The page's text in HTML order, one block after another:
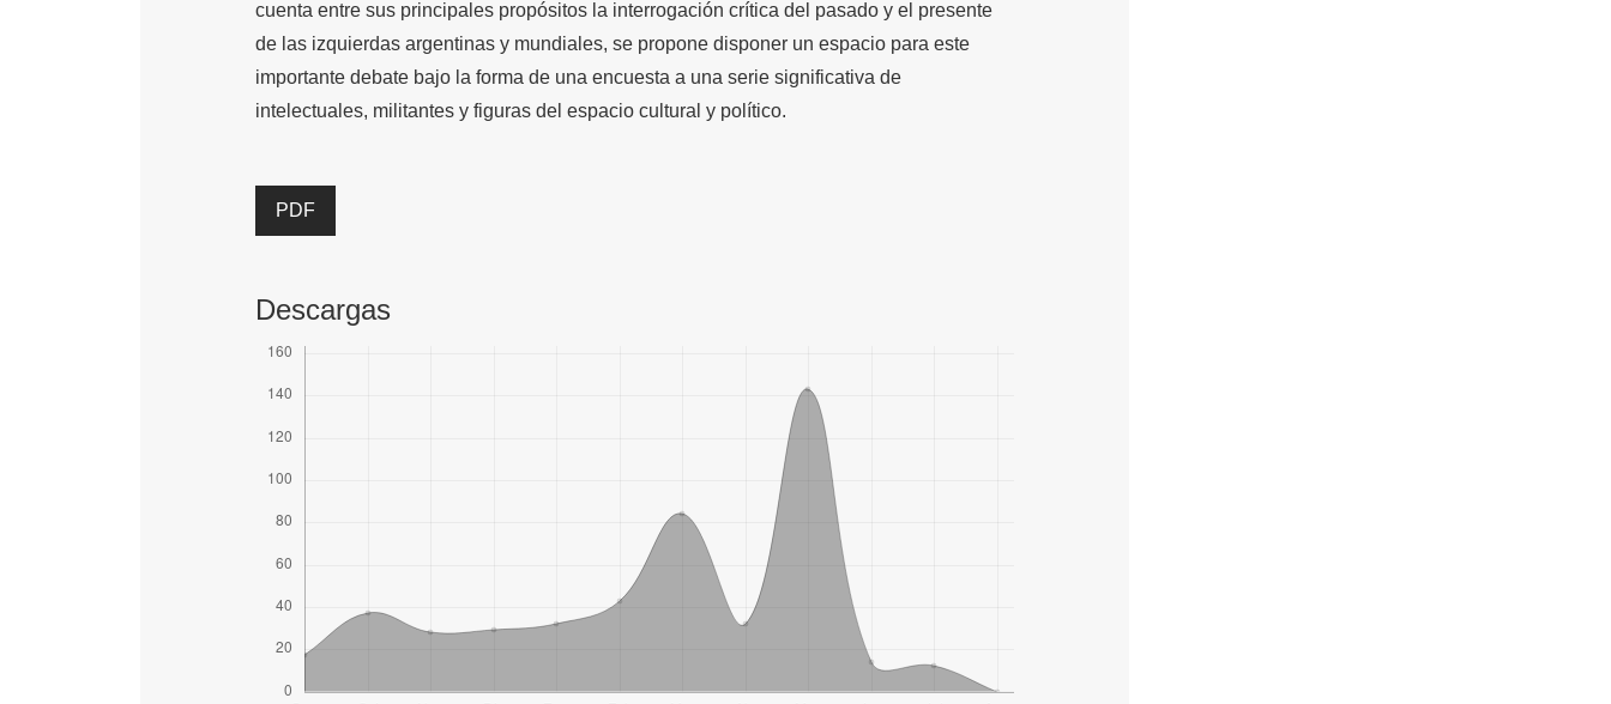
cuenta entre sus principales propósitos la interrogación crítica del pasado y el presente
de las izquierdas argentinas y mundiales, se propone disponer un espacio para este
importante debate bajo la forma de una encuesta a una serie significativa de
intelectuales, militantes y figuras del espacio cultural y político.
PDF
Descargas